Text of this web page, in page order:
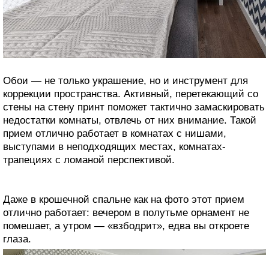
Обои — не только украшение, но и инструмент для
коррекции пространства. Активный, перетекающий со
стены на стену принт поможет тактично замаскировать
недостатки комнаты, отвлечь от них внимание. Такой
прием отлично работает в комнатах с нишами,
выступами в неподходящих местах, комнатах-
трапециях с ломаной перспективой.
Даже в крошечной спальне как на фото этот прием
отлично работает: вечером в полутьме орнамент не
помешает, а утром — «взбодрит», едва вы откроете
глаза.